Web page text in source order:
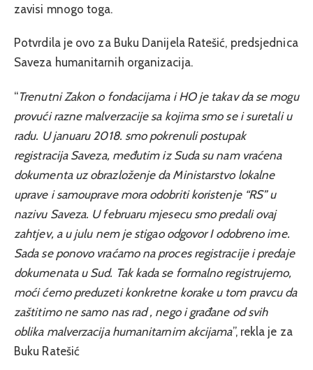
zavisi mnogo toga.
Potvrdila je ovo za Buku Danijela Ratešić, predsjednica
Saveza humanitarnih organizacija.
“Trenutni Zakon o fondacijama i HO je takav da se mogu
provući razne malverzacije sa kojima smo se i suretali u
radu. U januaru 2018. smo pokrenuli postupak
registracija Saveza, međutim iz Suda su nam vraćena
dokumenta uz obrazloženje da Ministarstvo lokalne
uprave i samouprave mora odobriti koristenje “RS” u
nazivu Saveza. U februaru mjesecu smo predali ovaj
zahtjev, a u julu nem je stigao odgovor I odobreno ime.
Sada se ponovo vraćamo na proces registracije i predaje
dokumenata u Sud. Tak kada se formalno registrujemo,
moći ćemo preduzeti konkretne korake u tom pravcu da
zaštitimo ne samo nas rad , nego i građane od svih
oblika malverzacija humanitarnim akcijama”, rekla je za
Buku Ratešić